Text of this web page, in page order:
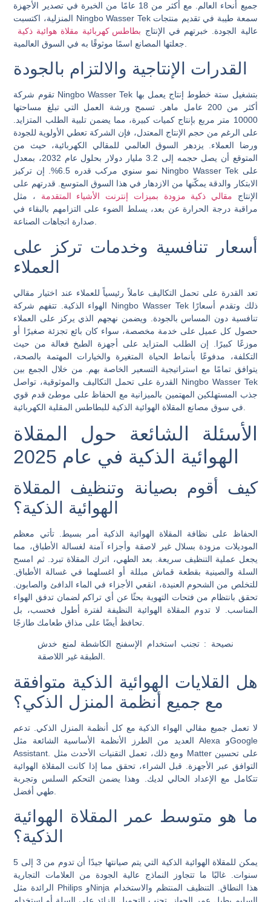
جميع أنحاء العالم. مع أكثر من 18 عامًا من الخبرة في تصدير الأجهزة
المنزلية، اكتسبت Ningbo Wasser Tek سمعة طيبة في تقديم منتجات
عالية الجودة. خبرتهم في الإنتاج بطاطس كهربائية مقلاة هوائية ذكية
القدرات الإنتاجية والالتزام بالجودة
تقوم شركة Ningbo Wasser Tek بتشغيل ستة خطوط إنتاج يعمل بها
أكثر من 200 عامل ماهر. تسمح ورشة العمل التي تبلغ مساحتها
10000 متر مربع بإنتاج كميات كبيرة، مما يضمن تلبية الطلب المتزايد.
على الرغم من حجم الإنتاج المعتدل، فإن الشركة تعطي الأولوية للجودة
ورضا العملاء. يزدهر السوق العالمي للمقالي الكهربائية، حيث من
المتوقع أن يصل حجمه إلى 3.2 مليار دولار بحلول عام 2032، بمعدل
نمو سنوي مركب قدره 6.5%. إن تركيز Ningbo Wasser Tek على
الابتكار والدقة يمكّنها من الازدهار في هذا السوق المتوسع. قدرتهم على
الإنتاج مقالي ذكية مزودة بميزات إنترنت الأشياء المتقدمة ، مثل
مراقبة درجة الحرارة عن بعد، يسلط الضوء على التزامهم بالبقاء في
صدارة اتجاهات الصناعة.
أسعار تنافسية وخدمات تركز على
العملاء
تعد القدرة على تحمل التكاليف عاملاً رئيسياً للعملاء عند اختيار مقالي
الهواء الذكية. تتفهم شركة Ningbo Wasser Tek ذلك وتقدم أسعارًا
تنافسية دون المساس بالجودة. ويضمن نهجهم الذي يركز على العملاء
حصول كل عميل على خدمة مخصصة، سواء كان بائع تجزئة صغيرًا أو
موزعًا كبيرًا. إن الطلب المتزايد على أجهزة الطبخ فعالة من حيث
التكلفة، مدفوعًا بأنماط الحياة المتغيرة والخيارات المهتمة بالصحة،
يتوافق تمامًا مع استراتيجية التسعير الخاصة بهم. من خلال الجمع بين
القدرة على تحمل التكاليف والموثوقية، تواصل Ningbo Wasser Tek
جذب المستهلكين المهتمين بالميزانية مع الحفاظ على موطئ قدم قوي
الأسئلة الشائعة حول المقلاة
الهوائية الذكية في عام 2025
كيف أقوم بصيانة وتنظيف المقلاة
الهوائية الذكية؟
الحفاظ على نظافة المقلاة الهوائية الذكية أمر بسيط. تأتي معظم
الموديلات مزودة بسلال غير لاصقة وأجزاء آمنة لغسالة الأطباق، مما
يجعل عملية التنظيف سريعة. بعد الطهي، اترك المقلاة تبرد. ثم امسح
السلة والصينية بقطعة قماش مبللة أو اغسلهما في غسالة الأطباق.
للتخلص من الشحوم العنيدة، انقعي الأجزاء في الماء الدافئ والصابون.
تحقق بانتظام من فتحات التهوية بحثًا عن أي تراكم لضمان تدفق الهواء
المناسب. لا تدوم المقلاة الهوائية النظيفة لفترة أطول فحسب، بل
نصيحة : تجنب استخدام الإسفنج الكاشطة لمنع خدش
الطبقة غير اللاصقة.
هل القلايات الهوائية الذكية متوافقة
مع جميع أنظمة المنزل الذكي؟
لا تعمل جميع مقالي الهواء الذكية مع كل أنظمة المنزل الذكي. تدعم
العديد من الطرز الأنظمة الأساسية الشائعة مثل Alexa وGoogle
Assistant. ومع ذلك، تعمل التقنيات الأحدث مثل Matter على تحسين
التوافق عبر الأجهزة. قبل الشراء، تحقق مما إذا كانت المقلاة الهوائية
تتكامل مع الإعداد الحالي لديك. وهذا يضمن التحكم السلس وتجربة
ما هو متوسط ​​عمر المقلاة الهوائية
الذكية؟
يمكن للمقلاة الهوائية الذكية التي يتم صيانتها جيدًا أن تدوم من 3 إلى 5
سنوات. غالبًا ما تتجاوز النماذج عالية الجودة من العلامات التجارية
الرائدة مثل Philips وNinja هذا النطاق. التنظيف المنتظم والاستخدام